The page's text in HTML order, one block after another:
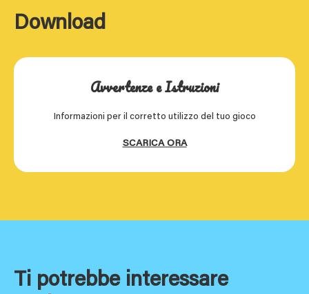
Download
Avvertenze e Istruzioni
Informazioni per il corretto utilizzo del tuo gioco
SCARICA ORA
Ti potrebbe interessare